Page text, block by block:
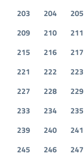
203
204 205
209
210 211
215
216 217
221
222 223
227
228 229
233
234 235
239
240 241
245
246 247